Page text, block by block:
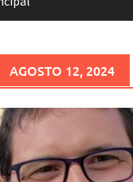
AGOSTO 12, 2024